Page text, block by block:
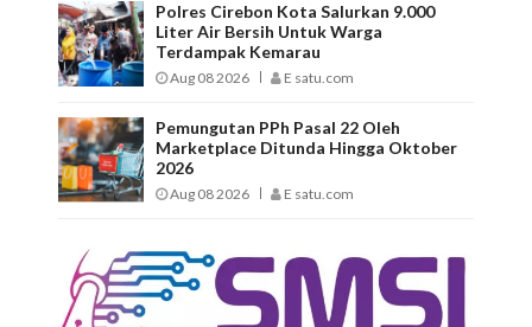
Polres Cirebon Kota Salurkan 9.000
Liter Air Bersih Untuk Warga
Terdampak Kemarau
Aug 08 2026 E satu.com
Pemungutan PPh Pasal 22 Oleh
Marketplace Ditunda Hingga Oktober
2026
Aug 08 2026 E satu.com